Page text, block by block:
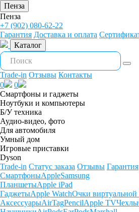
Пенза
Пенза
+7 (902) 080-62-22
Гарантия Доставка и оплата
Каталог
Trade-in Отзывы Контакты
0
0
Смартфоны и гаджеты
Ноутбуки и компьютеры
Б/У техника
Аудио-видео, фото
Для автомобиля
Умный дом
Игровые приставки
Dyson
Trade-in Статус заказа Отзывы Гарантия
СмартфоныAppleSamsung
ПланшетыApple iPad
ГаджетыApple WatchОчки виртуальной
АксессуарыAirTagPencilApple TVЧехлы